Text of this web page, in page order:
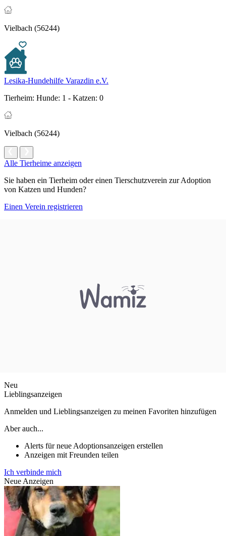
Vielbach (56244)
Lesika-Hundehilfe Varazdin e.V.
Tierheim: Hunde: 1 - Katzen: 0
Vielbach (56244)
Alle Tierheime anzeigen
Sie haben ein Tierheim oder einen Tierschutzverein zur Adoption
von Katzen und Hunden?
Einen Verein registrieren
Neu
Lieblingsanzeigen
Anmelden und Lieblingsanzeigen zu meinen Favoriten hinzufügen
Aber auch...
Alerts für neue Adoptionsanzeigen erstellen
Anzeigen mit Freunden teilen
Ich verbinde mich
Neue Anzeigen